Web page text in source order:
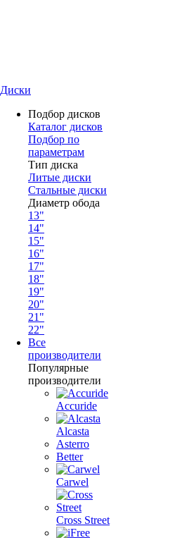
Диски
Подбор дисков
Каталог дисков
Подбор по
параметрам
Тип диска
Литые диски
Стальные диски
Диаметр обода
13"
14"
15"
16"
17"
18"
19"
20"
21"
22"
Все
производители
Популярные
производители
Accuride
Alcasta
Asterro
Better
Carwel
Cross Street